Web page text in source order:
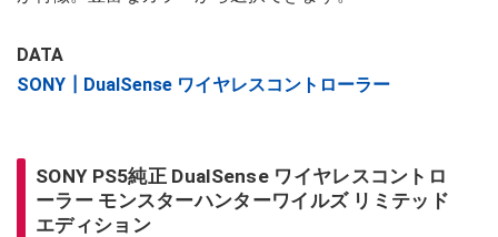
DATA
SONY┃DualSense ワイヤレスコントローラー
SONY PS5純正 DualSense ワイヤレスコントロ
ーラー モンスターハンターワイルズ リミテッド
エディション